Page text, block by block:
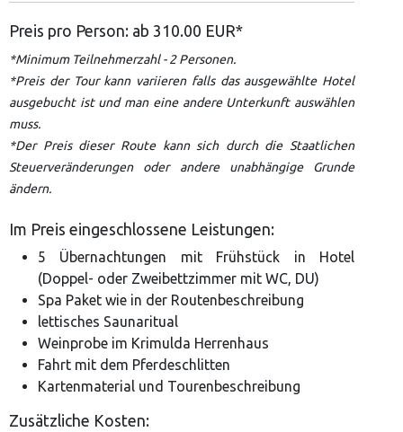
Preis pro Person: ab 310.00 EUR*
*Minimum Teilnehmerzahl - 2 Personen.
*Preis der Tour kann variieren falls das ausgewählte Hotel
ausgebucht ist und man eine andere Unterkunft auswählen
muss.
*Der Preis dieser Route kann sich durch die Staatlichen
Steuerveränderungen oder andere unabhängige Grunde
ändern.
Im Preis eingeschlossene Leistungen:
5 Übernachtungen mit Frühstück in Hotel
(Doppel- oder Zweibettzimmer mit WC, DU)
Spa Paket wie in der Routenbeschreibung
lettisches Saunaritual
Weinprobe im Krimulda Herrenhaus
Fahrt mit dem Pferdeschlitten
Kartenmaterial und Tourenbeschreibung
Zusätzliche Kosten: